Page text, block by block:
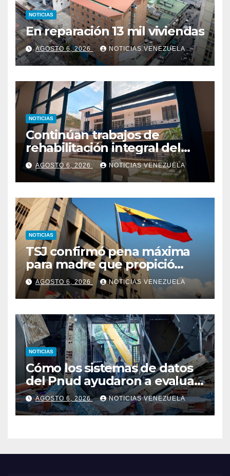
NOTICIAS
En reparación 13 mil viviendas
AGOSTO 6, 2026 NOTICIAS VENEZUELA
NOTICIAS
Continúan trabajos de
rehabilitación integral del
Hospital El Algodonal en
Caracas
AGOSTO 6, 2026 NOTICIAS VENEZUELA
NOTICIAS
TSJ confirmó pena máxima
para madre que propició
abuso y asesinato de su hijo
AGOSTO 6, 2026 NOTICIAS VENEZUELA
NOTICIAS
Cómo los sistemas de datos
del Pnud ayudaron a evaluar
el sismo y tomar decisiones
AGOSTO 6, 2026 NOTICIAS VENEZUELA